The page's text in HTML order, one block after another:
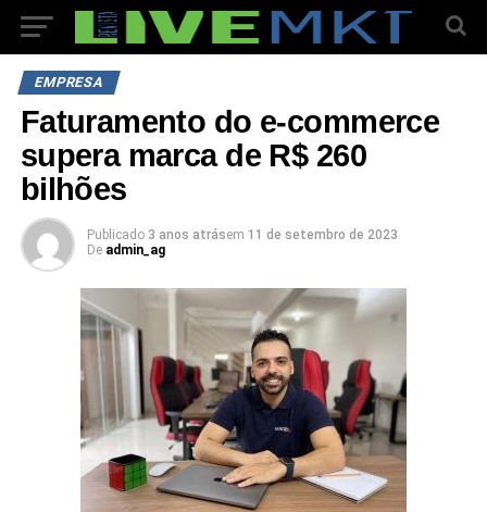
EMPRESA
Faturamento do e-commerce
supera marca de R$ 260
bilhões
Publicado 3 anos atrásem 11 de setembro de 2023
De admin_ag